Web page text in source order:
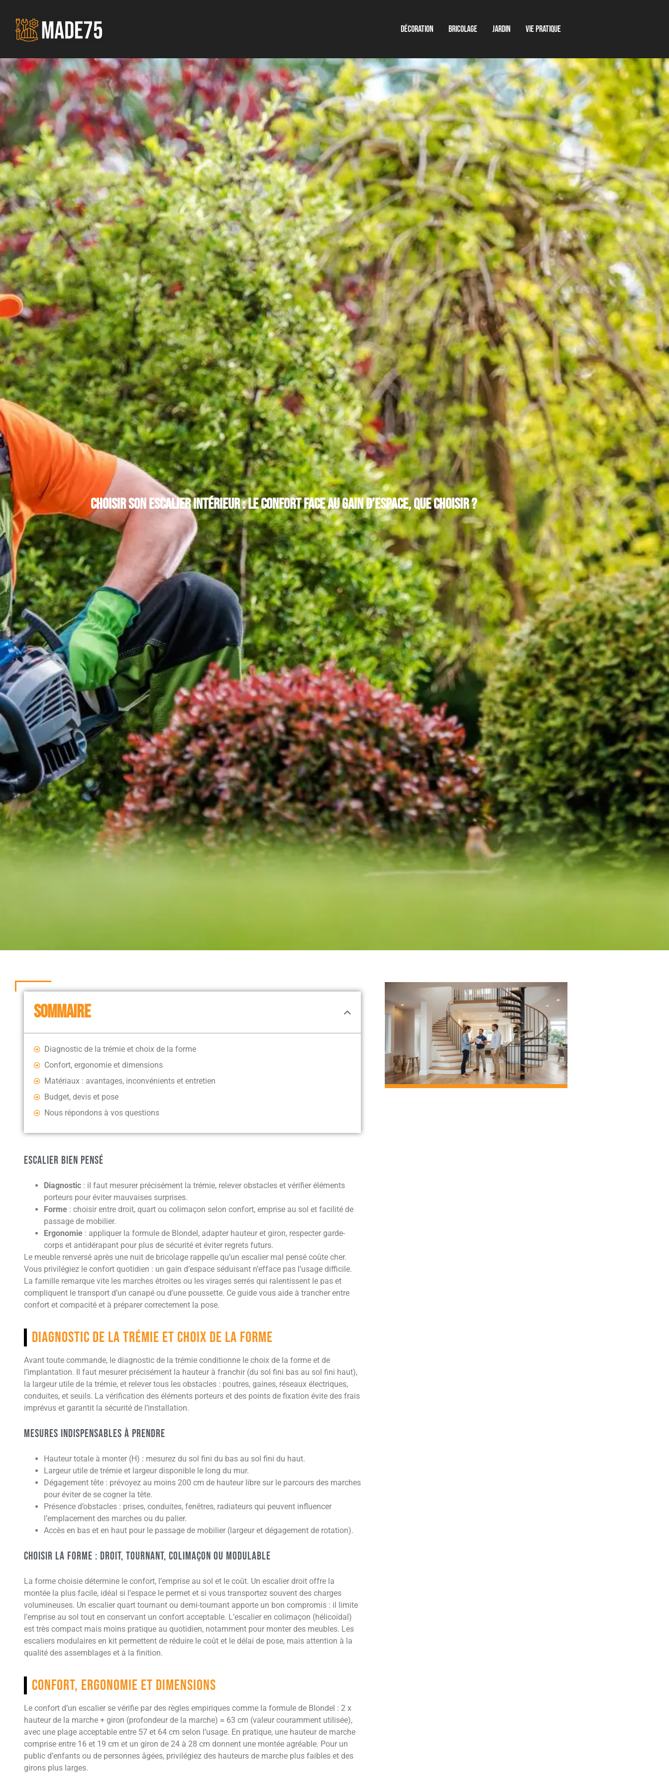
Décoration Bricolage Jardin Vie pratique
Choisir son escalier intérieur : le confort face au gain d’espace, que choisir ?
SOMMAIRE
Diagnostic de la trémie et choix de la forme
Confort, ergonomie et dimensions
Matériaux : avantages, inconvénients et entretien
Budget, devis et pose
Nous répondons à vos questions
Escalier bien pensé
Diagnostic : il faut mesurer précisément la trémie, relever obstacles et vérifier éléments
porteurs pour éviter mauvaises surprises.
Forme : choisir entre droit, quart ou colimaçon selon confort, emprise au sol et facilité de
passage de mobilier.
Ergonomie : appliquer la formule de Blondel, adapter hauteur et giron, respecter garde-
corps et antidérapant pour plus de sécurité et éviter regrets futurs.
Le meuble renversé après une nuit de bricolage rappelle qu’un escalier mal pensé coûte cher.
Vous privilégiez le confort quotidien : un gain d’espace séduisant n’efface pas l’usage difficile.
La famille remarque vite les marches étroites ou les virages serrés qui ralentissent le pas et
compliquent le transport d’un canapé ou d’une poussette. Ce guide vous aide à trancher entre
confort et compacité et à préparer correctement la pose.
Diagnostic de la trémie et choix de la forme
Avant toute commande, le diagnostic de la trémie conditionne le choix de la forme et de
l’implantation. Il faut mesurer précisément la hauteur à franchir (du sol fini bas au sol fini haut),
la largeur utile de la trémie, et relever tous les obstacles : poutres, gaines, réseaux électriques,
conduites, et seuils. La vérification des éléments porteurs et des points de fixation évite des frais
imprévus et garantit la sécurité de l’installation.
Mesures indispensables à prendre
Hauteur totale à monter (H) : mesurez du sol fini du bas au sol fini du haut.
Largeur utile de trémie et largeur disponible le long du mur.
Dégagement tête : prévoyez au moins 200 cm de hauteur libre sur le parcours des marches
pour éviter de se cogner la tête.
Présence d’obstacles : prises, conduites, fenêtres, radiateurs qui peuvent influencer
l’emplacement des marches ou du palier.
Accès en bas et en haut pour le passage de mobilier (largeur et dégagement de rotation).
Choisir la forme : droit, tournant, colimaçon ou modulable
La forme choisie détermine le confort, l’emprise au sol et le coût. Un escalier droit offre la
montée la plus facile, idéal si l’espace le permet et si vous transportez souvent des charges
volumineuses. Un escalier quart tournant ou demi-tournant apporte un bon compromis : il limite
l’emprise au sol tout en conservant un confort acceptable. L’escalier en colimaçon (hélicoïdal)
est très compact mais moins pratique au quotidien, notamment pour monter des meubles. Les
escaliers modulaires en kit permettent de réduire le coût et le délai de pose, mais attention à la
qualité des assemblages et à la finition.
Confort, ergonomie et dimensions
Le confort d’un escalier se vérifie par des règles empiriques comme la formule de Blondel : 2 x
hauteur de la marche + giron (profondeur de la marche) ≈ 63 cm (valeur couramment utilisée),
avec une plage acceptable entre 57 et 64 cm selon l’usage. En pratique, une hauteur de marche
comprise entre 16 et 19 cm et un giron de 24 à 28 cm donnent une montée agréable. Pour un
public d’enfants ou de personnes âgées, privilégiez des hauteurs de marche plus faibles et des
girons plus larges.